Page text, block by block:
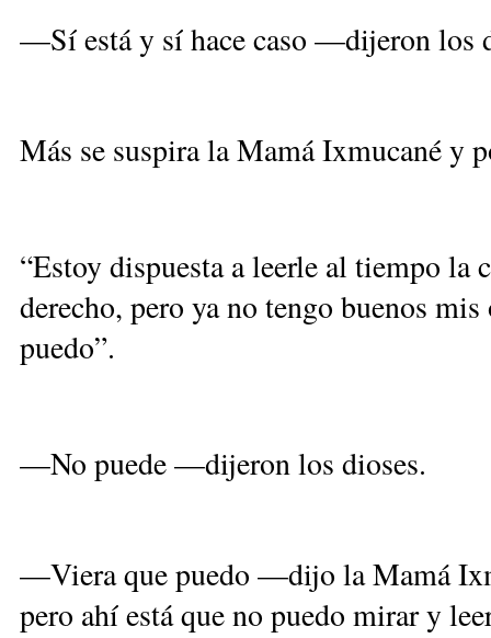
—Sí está y sí hace caso —dijeron los
Más se suspira la Mamá Ixmucané y
“Estoy dispuesta a leerle al tiempo la
derecho, pero ya no tengo buenos
puedo”.
—No puede —dijeron los dioses.
—Viera que puedo —dijo la Mamá
pero ahí está que no puedo mirar y